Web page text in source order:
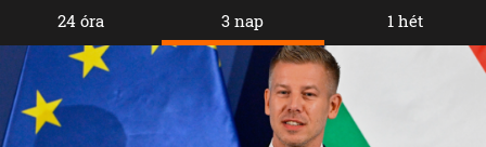
24 óra 3 nap 1 hét